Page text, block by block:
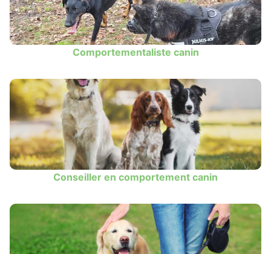
Comportementaliste canin
Conseiller en comportement canin